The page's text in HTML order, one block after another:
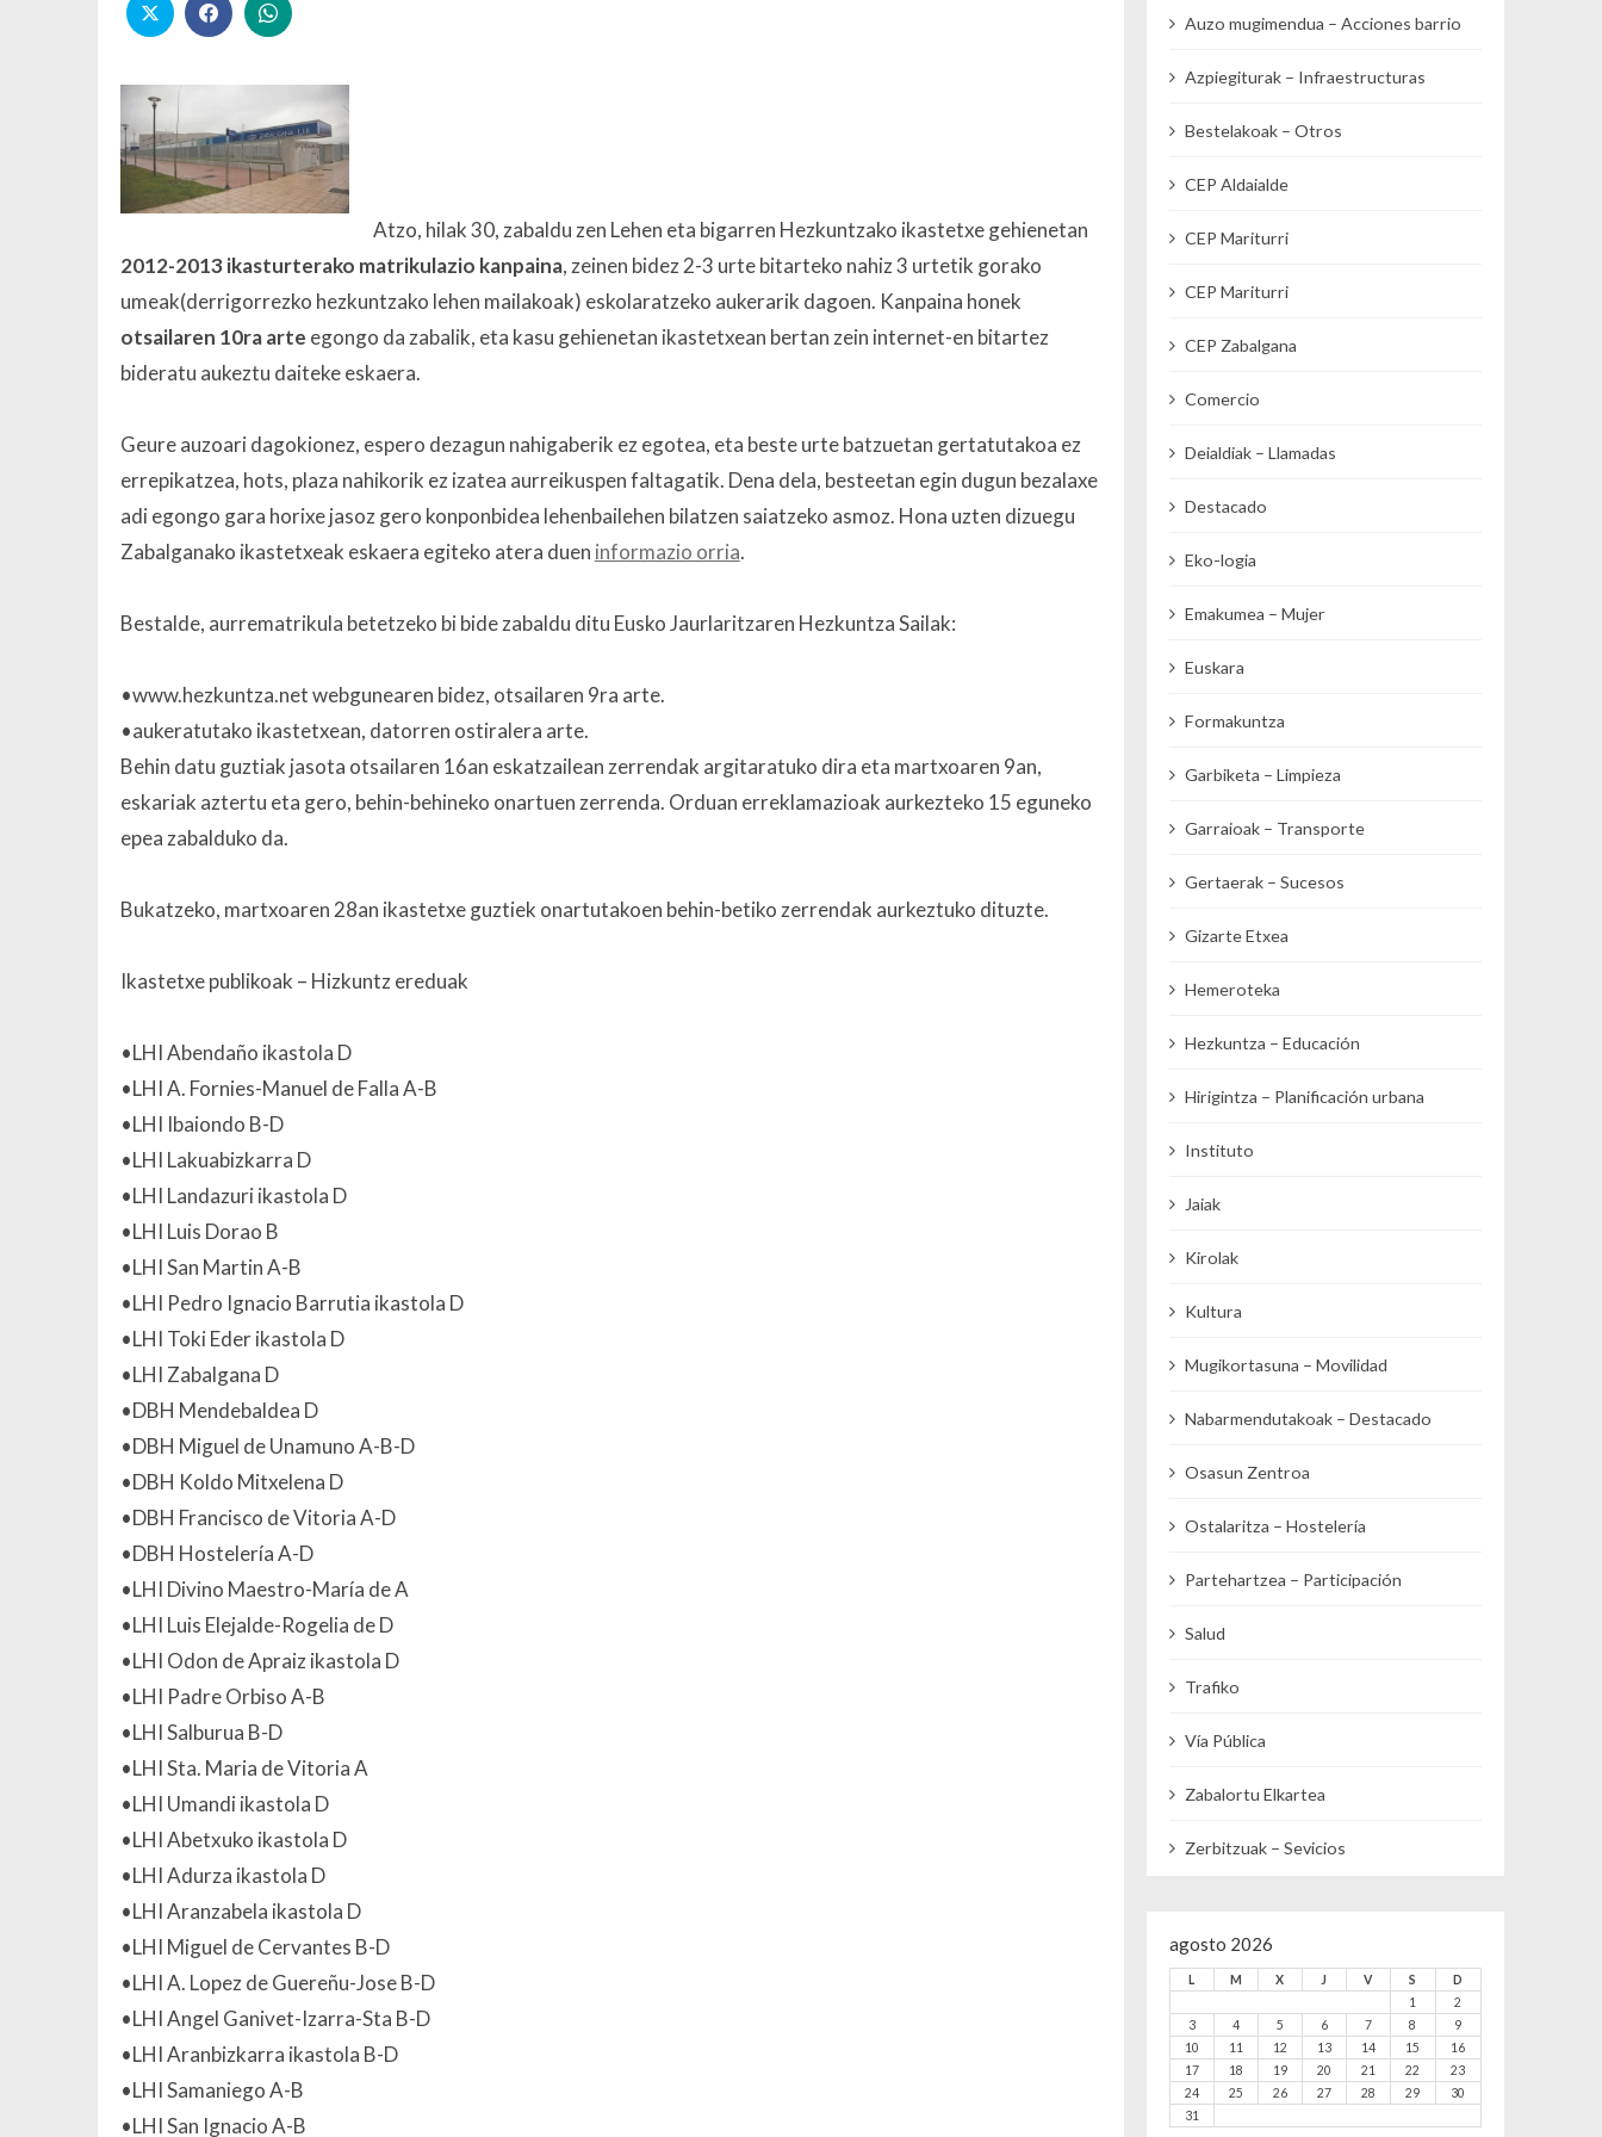
Atzo, hilak 30, zabaldu zen Lehen eta bigarren Hezkuntzako ikastetxe gehienetan
2012-2013 ikasturterako matrikulazio kanpaina, zeinen bidez 2-3 urte bitarteko nahiz 3 urtetik gorako
umeak(derrigorrezko hezkuntzako lehen mailakoak) eskolaratzeko aukerarik dagoen. Kanpaina honek
otsailaren 10ra arte egongo da zabalik, eta kasu gehienetan ikastetxean bertan zein internet-en bitartez
bideratu aukeztu daiteke eskaera.
Geure auzoari dagokionez, espero dezagun nahigaberik ez egotea, eta beste urte batzuetan gertatutakoa ez
errepikatzea, hots, plaza nahikorik ez izatea aurreikuspen faltagatik. Dena dela, besteetan egin dugun bezalaxe
adi egongo gara horixe jasoz gero konponbidea lehenbailehen bilatzen saiatzeko asmoz. Hona uzten dizuegu
Zabalganako ikastetxeak eskaera egiteko atera duen informazio orria.
Bestalde, aurrematrikula betetzeko bi bide zabaldu ditu Eusko Jaurlaritzaren Hezkuntza Sailak:
•www.hezkuntza.net webgunearen bidez, otsailaren 9ra arte.
•aukeratutako ikastetxean, datorren ostiralera arte.
Behin datu guztiak jasota otsailaren 16an eskatzailean zerrendak argitaratuko dira eta martxoaren 9an,
eskariak aztertu eta gero, behin-behineko onartuen zerrenda. Orduan erreklamazioak aurkezteko 15 eguneko
epea zabalduko da.
Bukatzeko, martxoaren 28an ikastetxe guztiek onartutakoen behin-betiko zerrendak aurkeztuko dituzte.
Ikastetxe publikoak – Hizkuntz ereduak
•LHI Abendaño ikastola D
•LHI A. Fornies-Manuel de Falla A-B
•LHI Ibaiondo B-D
•LHI Lakuabizkarra D
•LHI Landazuri ikastola D
•LHI Luis Dorao B
•LHI San Martin A-B
•LHI Pedro Ignacio Barrutia ikastola D
•LHI Toki Eder ikastola D
•LHI Zabalgana D
•DBH Mendebaldea D
•DBH Miguel de Unamuno A-B-D
•DBH Koldo Mitxelena D
•DBH Francisco de Vitoria A-D
•DBH Hostelería A-D
•LHI Divino Maestro-María de A
•LHI Luis Elejalde-Rogelia de D
•LHI Odon de Apraiz ikastola D
•LHI Padre Orbiso A-B
•LHI Salburua B-D
•LHI Sta. Maria de Vitoria A
•LHI Umandi ikastola D
•LHI Abetxuko ikastola D
•LHI Adurza ikastola D
•LHI Aranzabela ikastola D
•LHI Miguel de Cervantes B-D
•LHI A. Lopez de Guereñu-Jose B-D
•LHI Angel Ganivet-Izarra-Sta B-D
•LHI Aranbizkarra ikastola B-D
•LHI Samaniego A-B
•LHI San Ignacio A-B
Auzo mugimendua – Acciones barrio
Azpiegiturak – Infraestructuras
Bestelakoak – Otros
CEP Aldaialde
CEP Mariturri
CEP Mariturri
CEP Zabalgana
Comercio
Deialdiak – Llamadas
Destacado
Eko-logia
Emakumea – Mujer
Euskara
Formakuntza
Garbiketa – Limpieza
Garraioak – Transporte
Gertaerak – Sucesos
Gizarte Etxea
Hemeroteka
Hezkuntza – Educación
Hirigintza – Planificación urbana
Instituto
Jaiak
Kirolak
Kultura
Mugikortasuna – Movilidad
Nabarmendutakoak – Destacado
Osasun Zentroa
Ostalaritza – Hostelería
Partehartzea – Participación
Salud
Trafiko
Vía Pública
Zabalortu Elkartea
Zerbitzuak – Sevicios
agosto 2026
L M X J V S
D
1
2
3
4 5 6 7 8
9
10
11 12 13 14 15
16
17
18 19 20 21 22
23
24
25 26 27 28 29
30
31